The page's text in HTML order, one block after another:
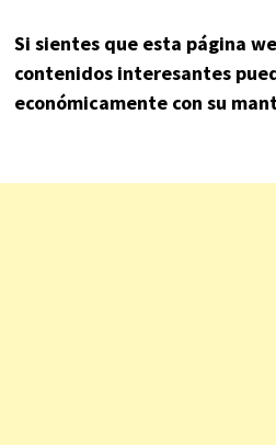
Si sientes que esta página
contenidos interesantes
económicamente con su